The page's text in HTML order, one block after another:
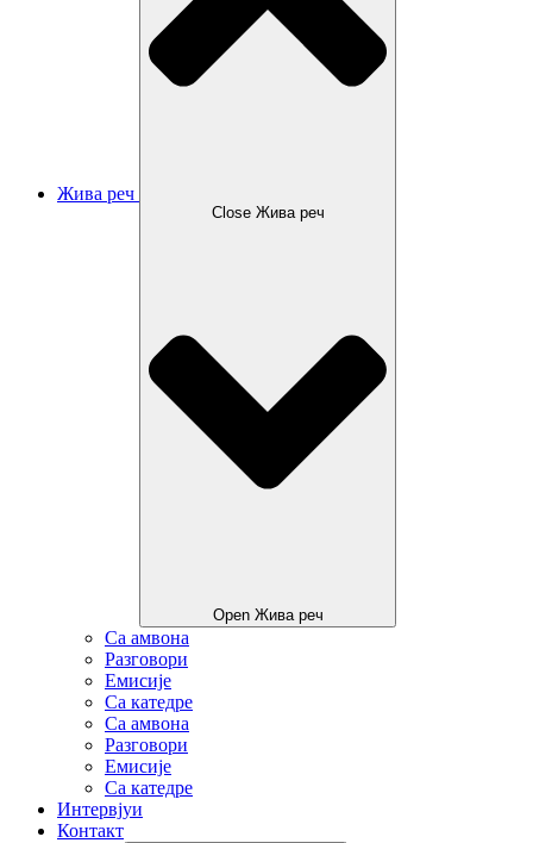
Жива реч
Close Жива реч
Open Жива реч
Са амвона
Разговори
Емисије
Са катедре
Са амвона
Разговори
Емисије
Са катедре
Интервјуи
Контакт